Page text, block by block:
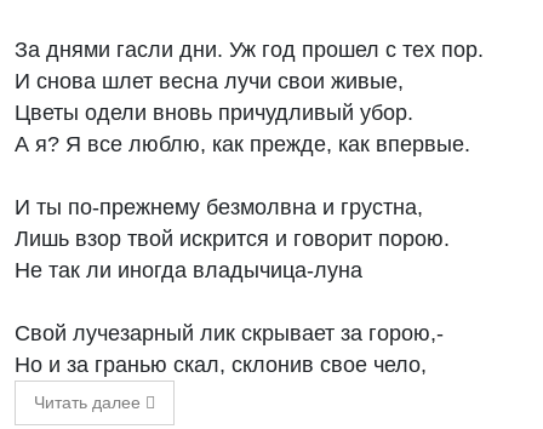
За днями гасли дни. Уж год прошел с тех пор.
И снова шлет весна лучи свои живые,
Цветы одели вновь причудливый убор.
А я? Я все люблю, как прежде, как впервые.
И ты по-прежнему безмолвна и грустна,
Лишь взор твой искрится и говорит порою.
Не так ли иногда владычица-луна
Свой лучезарный лик скрывает за горою,-
Но и за гранью скал, склонив свое чело,
Читать далее